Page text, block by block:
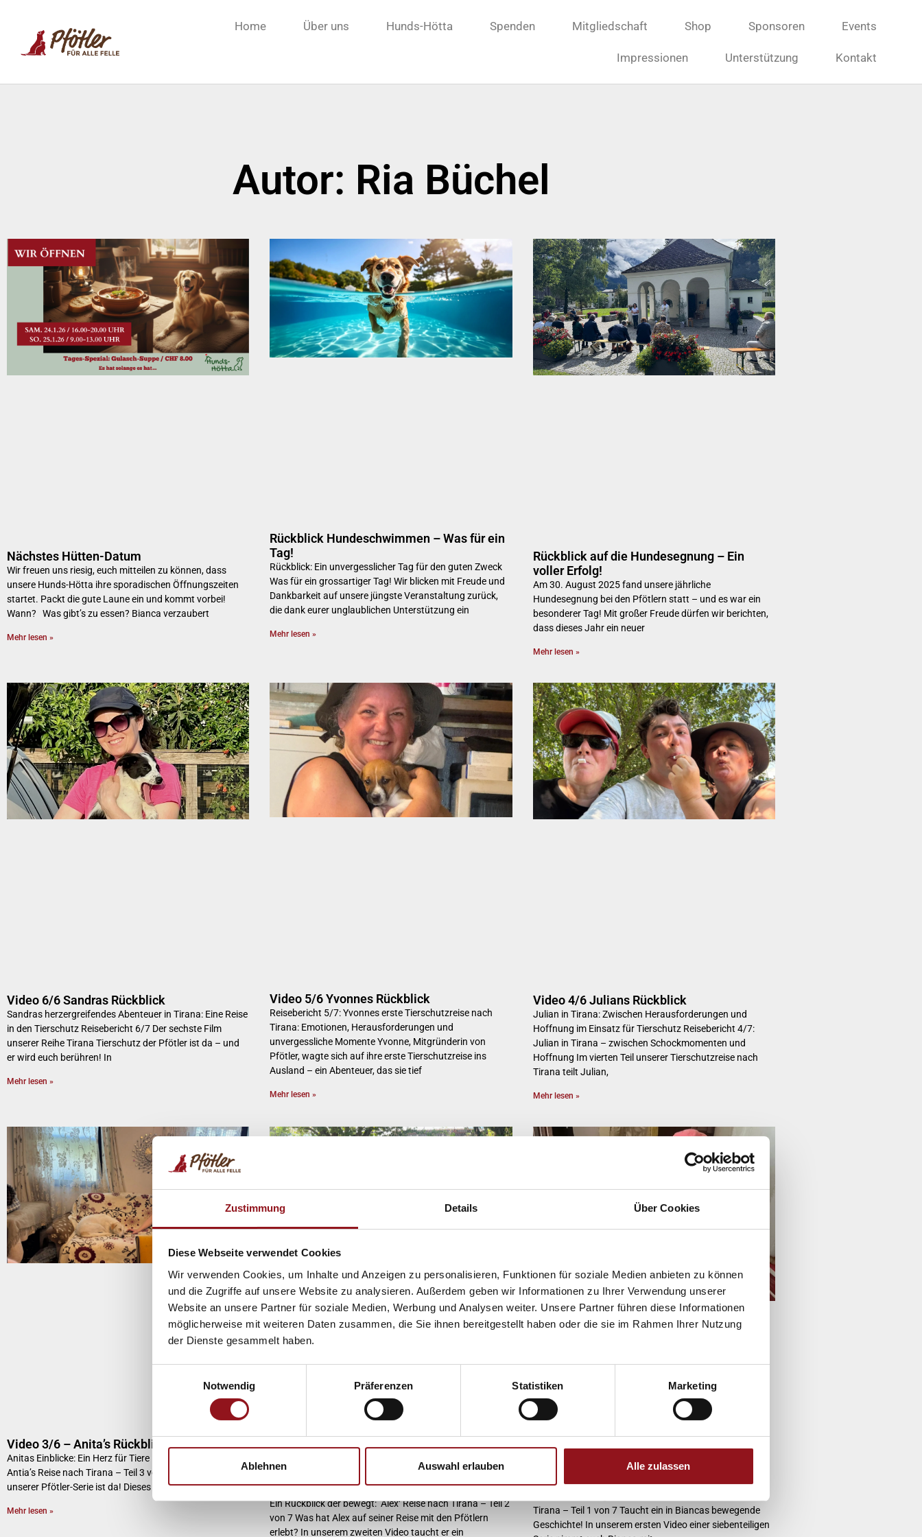
Zustimmung Details Über Cookies
Diese Webseite verwendet Cookies
Wir verwenden Cookies, um Inhalte und Anzeigen zu personalisieren, Funktionen für soziale Medien anbieten zu können
und die Zugriffe auf unsere Website zu analysieren. Außerdem geben wir Informationen zu Ihrer Verwendung unserer
Website an unsere Partner für soziale Medien, Werbung und Analysen weiter. Unsere Partner führen diese Informationen
möglicherweise mit weiteren Daten zusammen, die Sie ihnen bereitgestellt haben oder die sie im Rahmen Ihrer Nutzung
der Dienste gesammelt haben.
Notwendig
Präferenzen Statistiken Marketing
Ablehnen Auswahl erlauben Alle zulassen
Home Über uns Hunds-Hötta Spenden Mitgliedschaft Shop Sponsoren Events
Impressionen Unterstützung Kontakt
Autor: Ria Büchel
Nächstes Hütten-Datum
Wir freuen uns riesig, euch mitteilen zu können, dass
unsere Hunds-Hötta ihre sporadischen Öffnungszeiten
startet. Packt die gute Laune ein und kommt vorbei!
Wann? Was gibt’s zu essen? Bianca verzaubert
Mehr lesen »
Rückblick Hundeschwimmen – Was für ein
Tag!
Rückblick: Ein unvergesslicher Tag für den guten Zweck
Was für ein grossartiger Tag! Wir blicken mit Freude und
Dankbarkeit auf unsere jüngste Veranstaltung zurück,
die dank eurer unglaublichen Unterstützung ein
Mehr lesen »
Rückblick auf die Hundesegnung – Ein
voller Erfolg!
Am 30. August 2025 fand unsere jährliche
Hundesegnung bei den Pfötlern statt – und es war ein
besonderer Tag! Mit großer Freude dürfen wir berichten,
dass dieses Jahr ein neuer
Mehr lesen »
Video 6/6 Sandras Rückblick
Sandras herzergreifendes Abenteuer in Tirana: Eine Reise
in den Tierschutz Reisebericht 6/7 Der sechste Film
unserer Reihe Tirana Tierschutz der Pfötler ist da – und
er wird euch berühren! In
Mehr lesen »
Video 5/6 Yvonnes Rückblick
Reisebericht 5/7: Yvonnes erste Tierschutzreise nach
Tirana: Emotionen, Herausforderungen und
unvergessliche Momente Yvonne, Mitgründerin von
Pfötler, wagte sich auf ihre erste Tierschutzreise ins
Ausland – ein Abenteuer, das sie tief
Mehr lesen »
Video 4/6 Julians Rückblick
Julian in Tirana: Zwischen Herausforderungen und
Hoffnung im Einsatz für Tierschutz Reisebericht 4/7:
Julian in Tirana – zwischen Schockmomenten und
Hoffnung Im vierten Teil unserer Tierschutzreise nach
Tirana teilt Julian,
Mehr lesen »
Video 3/6 – Anita’s Rückblick
Anitas Einblicke: Ein Herz für Tiere im dritten Pfötler-Film!
Antia’s Reise nach Tirana – Teil 3 von 7 Der dritte Film
unserer Pfötler-Serie ist da! Dieses Mal nimmt uns Anita
Mehr lesen »
Video 2/6 – Alex Rückblick
Ein Rückblick der bewegt: Alex‘ Reise nach Tirana – Teil 2
von 7 Was hat Alex auf seiner Reise mit den Pfötlern
erlebt? In unserem zweiten Video taucht er ein
Video 1/6 – Biancas Rückblick
Tirana – Teil 1 von 7 Taucht ein in Biancas bewegende
Geschichte! In unserem ersten Video einer siebenteiligen